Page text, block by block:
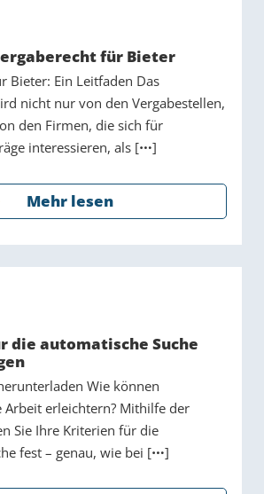
für Bieter
Bieter: Ein Leitfaden Das
nicht nur von den Vergabestellen,
den Firmen, die sich für
interessieren, als [
]
Mehr lesen
die automatische Suche
Wie können
Arbeit erleichtern? Mithilfe der
Sie Ihre Kriterien für die
fest – genau, wie bei [
]